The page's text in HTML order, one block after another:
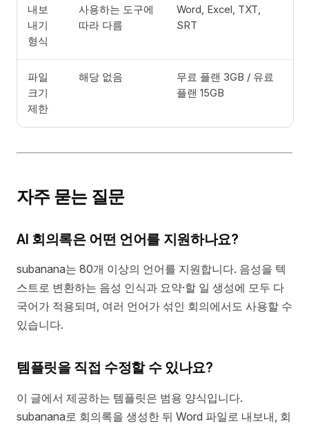
내보
내기
형식
사용하는 도구에
따라 다름
Word, Excel, TXT,
SRT
파일
크기
제한
해당 없음
무료 플랜 3GB / 유료
플랜 15GB
자주 묻는 질문
AI 회의록은 어떤 언어를 지원하나요?
subanana는 80개 이상의 언어를 지원합니다. 음성을 텍
스트로 변환하는 음성 인식과 요약·할 일 생성에 모두 다
국어가 적용되며, 여러 언어가 섞인 회의에서도 사용할 수
있습니다.
템플릿을 직접 수정할 수 있나요?
이 글에서 제공하는 템플릿은 범용 양식입니다.
subanana로 회의록을 생성한 뒤 Word 파일로 내보내, 회